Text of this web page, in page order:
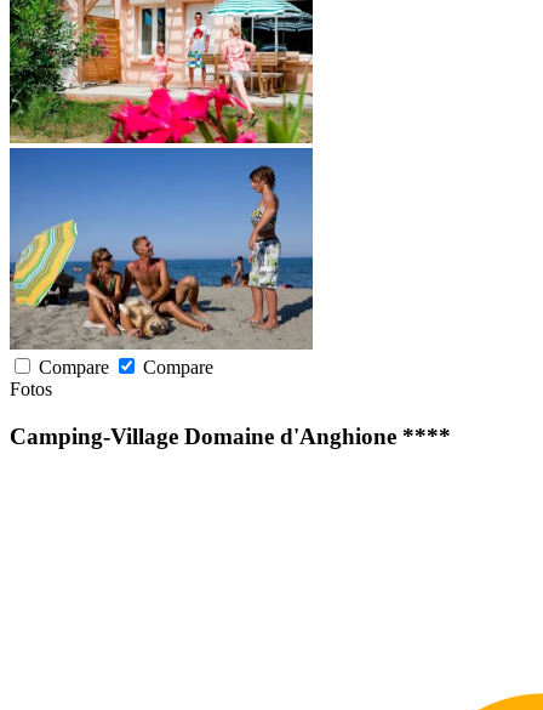
Compare
Compare
Fotos
Camping-Village Domaine d'Anghione ****